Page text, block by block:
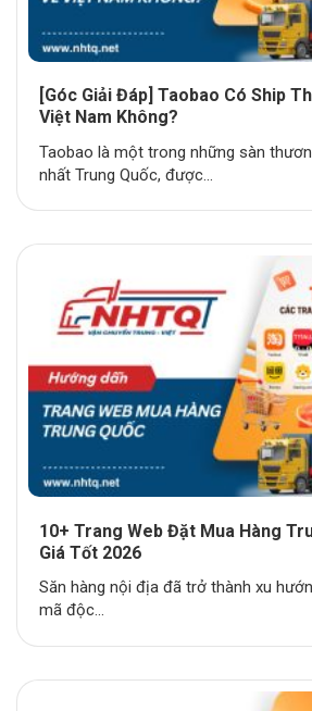
[Góc Giải Đáp] Taobao Có Ship
Việt Nam Không?
Taobao là một trong những sàn
nhất Trung Quốc, được...
10+ Trang Web Đặt Mua Hàng
Giá Tốt 2026
Săn hàng nội địa đã trở thành xu
mã độc...